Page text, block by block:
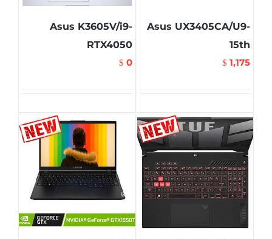
Asus UX3405CA/U9-
15th
$ 1,175
Asus K3605V/i9-
RTX4050
$ 0